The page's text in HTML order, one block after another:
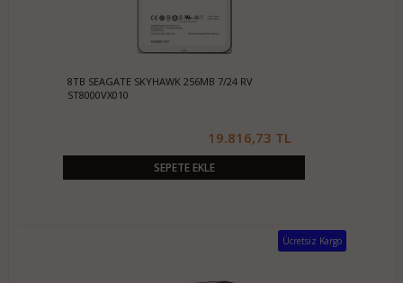
8TB SEAGATE SKYHAWK 256MB 7/24 RV
ST8000VX010
19.816,73 TL
SEPETE EKLE
Ücretsiz Kargo